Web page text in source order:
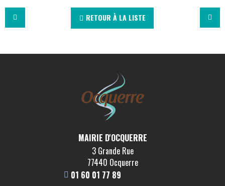
RETOUR À LA LISTE
MAIRIE D'OCQUERRE
3 Grande Rue
77440 Ocquerre
01 60 01 77 89